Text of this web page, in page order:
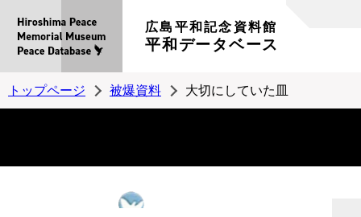
広島平和記念資料館
平和データベース
トップページ 被爆資料 大切にしていた皿